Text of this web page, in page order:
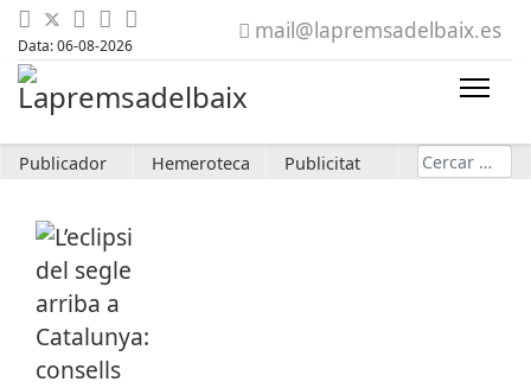
Data: 06-08-2026
mail@lapremsadelbaix.es
Publicador Hemeroteca Publicitat Cerca